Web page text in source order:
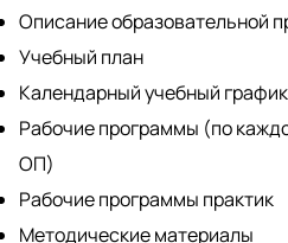
Описание образовательной
Учебный план
Календарный учебный график
Рабочие программы (по
ОП)
Рабочие программы практик
Методические материалы